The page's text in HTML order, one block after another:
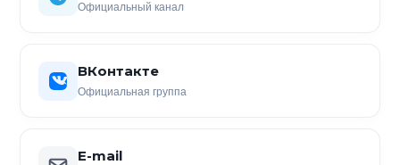
Официальный канал
ВКонтакте
Официальная группа
E-mail